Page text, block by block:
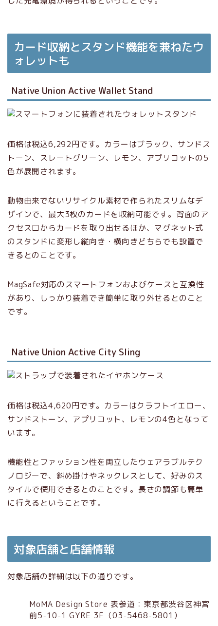
カード収納とスタンド機能を兼ねたウ
ォレットも
Native Union Active Wallet Stand
価格は税込6,292円です。カラーはブラック、サンドス
トーン、スレートグリーン、レモン、アプリコットの5
色が展開されます。
動物由来でないリサイクル素材で作られたスリムなデ
ザインで、最大3枚のカードを収納可能です。背面のア
クセス口からカードを取り出せるほか、マグネット式
のスタンドに変形し縦向き・横向きどちらでも設置で
きるとのことです。
MagSafe対応のスマートフォンおよびケースと互換性
があり、しっかり装着でき簡単に取り外せるとのこと
です。
Native Union Active City Sling
価格は税込4,620円です。カラーはクラフトイエロー、
サンドストーン、アプリコット、レモンの4色となって
います。
機能性とファッション性を両立したウェアラブルテク
ノロジーで、斜め掛けやネックレスとして、好みのス
タイルで使用できるとのことです。長さの調節も簡単
に行えるということです。
対象店舗と店舗情報
対象店舗の詳細は以下の通りです。
MoMA Design Store 表参道：東京都渋谷区神宮
前5-10-1 GYRE 3F（03-5468-5801）